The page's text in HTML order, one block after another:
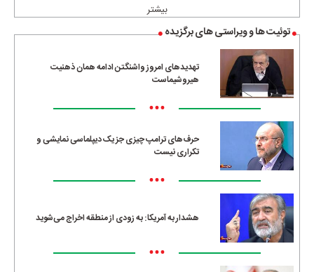
بیشتر
توئیت ها و ویراستی های برگزیده
تهدیدهای امروز واشنگتن ادامه همان ذهنیت
هیروشیماست
•••
حرف‌های ترامپ چیزی جز یک دیپلماسی نمایشی و
تکراری نیست
•••
هشدار به آمریکا: به زودی از منطقه اخراج می‌شوید
•••